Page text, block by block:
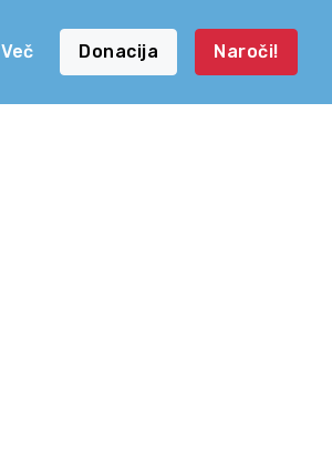
Več Donacija Naroči!